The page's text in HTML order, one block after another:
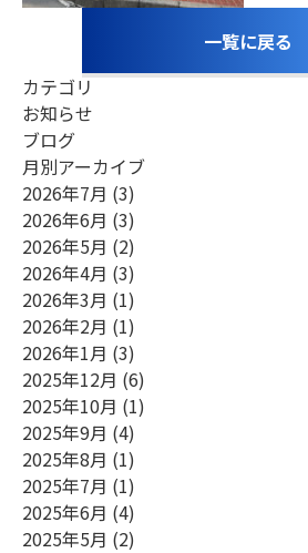
お電話でのお問合せ
0748-23-0667
一覧に戻る
カテゴリ
お知らせ
ブログ
月別アーカイブ
2026年7月 (3)
2026年6月 (3)
2026年5月 (2)
2026年4月 (3)
2026年3月 (1)
2026年2月 (1)
2026年1月 (3)
2025年12月 (6)
2025年10月 (1)
2025年9月 (4)
2025年8月 (1)
2025年7月 (1)
2025年6月 (4)
2025年5月 (2)